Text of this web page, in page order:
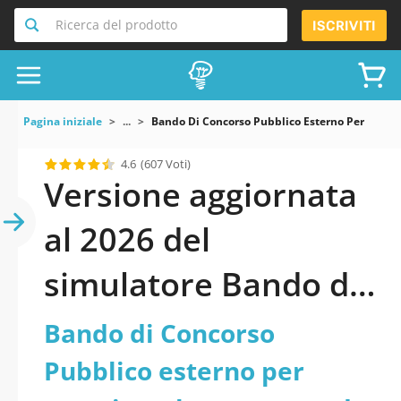
Ricerca del prodotto ISCRIVITI
Pagina iniziale ... Bando Di Concorso Pubblico Esterno Per
4.6 (607 Voti)
Versione aggiornata
al 2026 del
simulatore Bando di
Concorso Pubblico
esterno per esami
Bando di Concorso
Pubblico esterno per